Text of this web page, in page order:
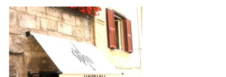
COMUNICA LA TUA MISURA VERRÀ DA NOI TAGLIATA –
ASSEMBLA LA TUA PORTA IN 10 MINUTI – 9 COLORI, FORNITA
DI VITERIA ED ISTRUZIONI DI MONTAGGIO